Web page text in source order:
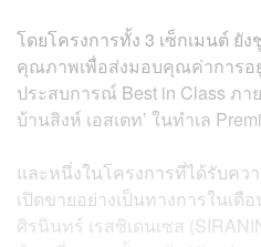
โดยโครงการทั้ง 3 เซ็กเมนต์
คุณภาพเพื่อส่งมอบคุณค่าการอ
ประสบการณ์ Best in Class ภ
บ้านสิงห์ เอสเตท’ ในทำเล
และหนึ่งในโครงการที่ได้รับคว
เปิดขายอย่างเป็นทางการในเ
ศิรนินทร์ เรสซิเดนเซส